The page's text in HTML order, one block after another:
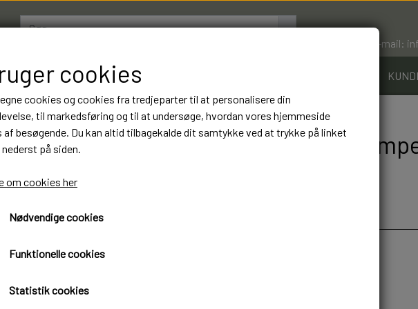
E-mail:
BOXERSHORTS
22 Par Romixx Bomuld
Luksus Kvalitet. Varenummer: 4
Øko-Tex standard 100 certificeret
22 Par 299 kr
cookies
cookies og cookies fra tredjeparter til at personalisere din
til markedsføring og til at undersøge, hvordan vores hjemmeside
af besøgende. Du kan altid tilbagekalde dit samtykke ved at trykke på linket
på siden.
om cookies her
Nødvendige cookies
Funktionelle cookies
Statistik cookies